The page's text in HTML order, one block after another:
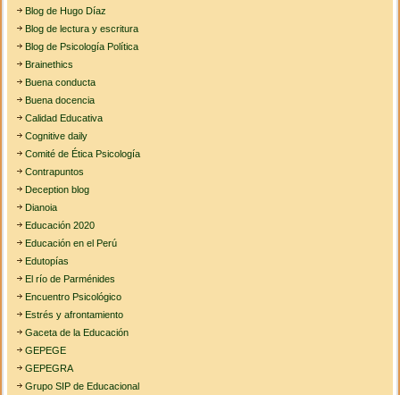
Blog de Hugo Díaz
Blog de lectura y escritura
Blog de Psicología Política
Brainethics
Buena conducta
Buena docencia
Calidad Educativa
Cognitive daily
Comité de Ética Psicología
Contrapuntos
Deception blog
Dianoia
Educación 2020
Educación en el Perú
Edutopías
El río de Parménides
Encuentro Psicológico
Estrés y afrontamiento
Gaceta de la Educación
GEPEGE
GEPEGRA
Grupo SIP de Educacional